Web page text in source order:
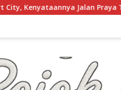
Praya Timur Masih Gelap Gulita